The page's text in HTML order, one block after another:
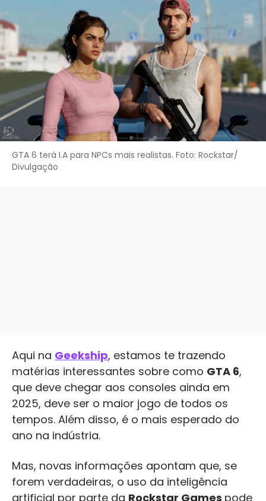
GTA 6 terá I.A para NPCs mais realistas. Foto: Rockstar/
Divulgação
Aqui na Geekship, estamos te trazendo
matérias interessantes sobre como GTA 6,
que deve chegar aos consoles ainda em
2025, deve ser o maior jogo de todos os
tempos. Além disso, é o mais esperado do
ano na indústria.
Mas, novas informações apontam que, se
forem verdadeiras, o uso da inteligência
artificial por parte da Rockstar Games pode